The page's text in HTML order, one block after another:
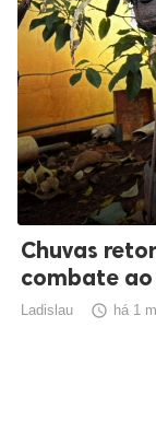
Chuvas
combate ao
Ladislau  há 1